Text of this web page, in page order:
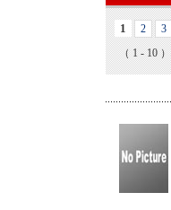
1 2 3
（ 1 - 10